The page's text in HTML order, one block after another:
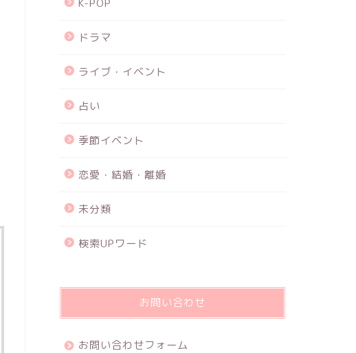
K-POP
ドラマ
ライブ・イベント
占い
季節イベント
恋愛・結婚・離婚
未分類
検索UPワード
お問い合わせ
お問い合わせフォーム